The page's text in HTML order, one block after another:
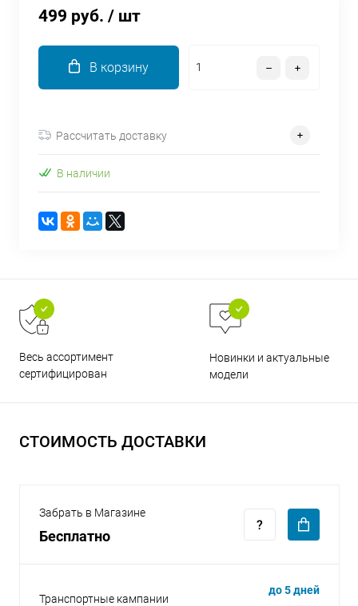
499 руб. / шт
В корзину
Рассчитать доставку
В наличии
Весь ассортимент
сертифицирован
Новинки и актуальные
модели
СТОИМОСТЬ ДОСТАВКИ
Забрать в Магазине
Бесплатно
Транспортные кампании
до 5 дней
Подробнее
об оплате Плайтом
недели
раз в 2 недели